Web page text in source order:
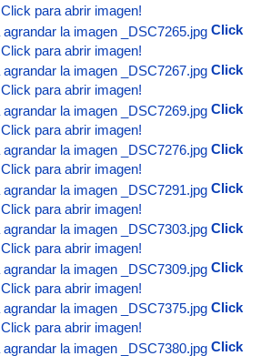
Click para abrir imagen!
Click
Click para abrir imagen!
Click
Click para abrir imagen!
Click
Click para abrir imagen!
Click
Click para abrir imagen!
Click
Click para abrir imagen!
Click
Click para abrir imagen!
Click
Click para abrir imagen!
Click
Click para abrir imagen!
Click